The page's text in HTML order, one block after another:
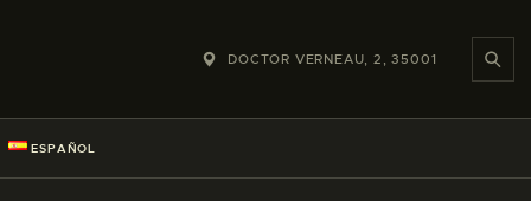
DOCTOR VERNEAU, 2, 35001
ESPAÑOL